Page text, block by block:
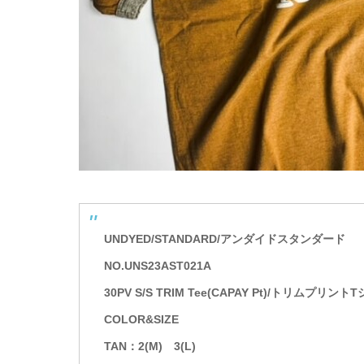
UNDYED/STANDARD/アンダイドスタンダード
NO.UNS23AST021A
30PV S/S TRIM Tee(CAPAY Pt)/トリムプリントT
COLOR&SIZE
TAN：2(M) 3(L)